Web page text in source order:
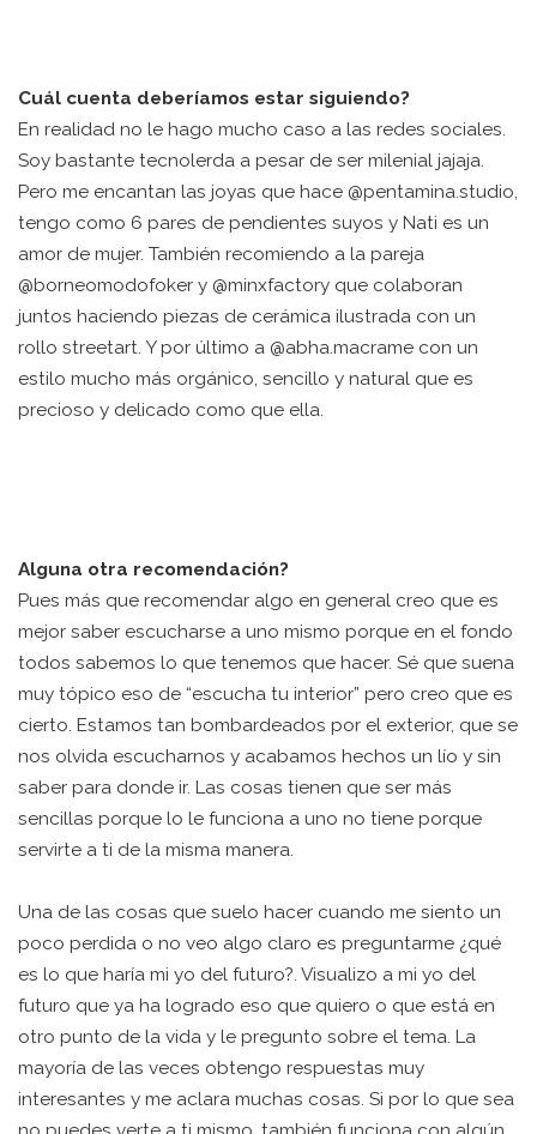
Cuál cuenta deberíamos estar siguiendo?
En realidad no le hago mucho caso a las redes sociales.
Soy bastante tecnolerda a pesar de ser milenial jajaja.
Pero me encantan las joyas que hace @pentamina.studio,
tengo como 6 pares de pendientes suyos y Nati es un
amor de mujer. También recomiendo a la pareja
@borneomodofoker y @minxfactory que colaboran
juntos haciendo piezas de cerámica ilustrada con un
rollo streetart. Y por último a @abha.macrame con un
estilo mucho más orgánico, sencillo y natural que es
precioso y delicado como que ella.
Alguna otra recomendación?
Pues más que recomendar algo en general creo que es
mejor saber escucharse a uno mismo porque en el fondo
todos sabemos lo que tenemos que hacer. Sé que suena
muy tópico eso de “escucha tu interior” pero creo que es
cierto. Estamos tan bombardeados por el exterior, que se
nos olvida escucharnos y acabamos hechos un lío y sin
saber para donde ir. Las cosas tienen que ser más
sencillas porque lo le funciona a uno no tiene porque
servirte a ti de la misma manera.
Una de las cosas que suelo hacer cuando me siento un
poco perdida o no veo algo claro es preguntarme ¿qué
es lo que haría mi yo del futuro?. Visualizo a mi yo del
futuro que ya ha logrado eso que quiero o que está en
otro punto de la vida y le pregunto sobre el tema. La
mayoría de las veces obtengo respuestas muy
interesantes y me aclara muchas cosas. Si por lo que sea